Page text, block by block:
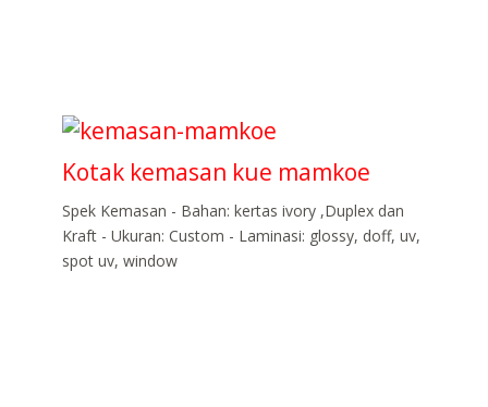
Kotak kemasan kue mamkoe
Spek Kemasan - Bahan: kertas ivory ,Duplex dan
Kraft - Ukuran: Custom - Laminasi: glossy, doff, uv,
spot uv, window